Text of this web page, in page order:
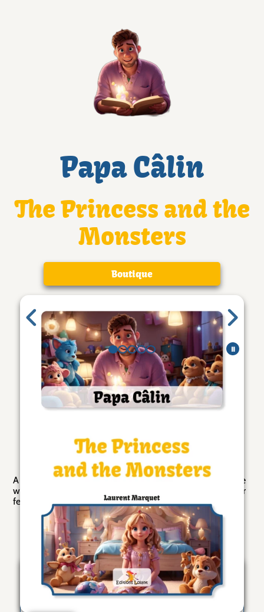
Papa Câlin
The Princess and the
Monsters
Boutique
Galerie de pages
⏸
Catégories
Stories (English)
Description
A story by Papa Câlin with a Princess and Monsters, where
we discover that we have much to gain by overcoming our
fears.
Articles
Printed A5 book